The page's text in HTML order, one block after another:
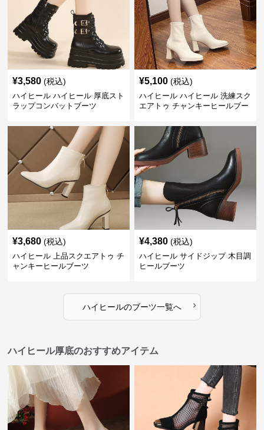
¥3,580 (税込)
ハイヒール ハイヒール 厚底スト
ラップコンバットブーツ
¥5,100 (税込)
ハイヒール ハイヒール 洗練スク
エアトゥ チャンキーヒールブー
¥3,680 (税込)
ハイヒール 上品スクエアトゥ チ
ャンキーヒールブーツ
¥4,380 (税込)
ハイヒール サイドジップ 木目調
ヒールブーツ
ハイヒールのブーツ一覧へ ›
ハイヒール厚底のおすすめアイテム